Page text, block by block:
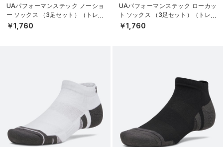
UAパフォーマンステック ノーショ
ー ソックス （3足セット）（トレー
ニング/UNISEX）
￥1,760
UAパフォーマンステック ローカッ
ト ソックス （3足セット）（トレー
ニング/UNISEX）
￥1,760